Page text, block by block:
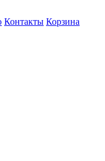
Контакты Корзина